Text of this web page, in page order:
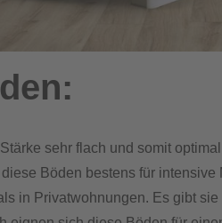
sehr flach und somit
Böden bestens für
in Privatwohnungen. Es gibt